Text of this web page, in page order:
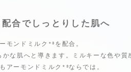
合でしっとりした肌へ
モンドミルク *³を配合。
な肌へと導きます。
ミルキーな色や質
アーモンドミルク *³ならでは。